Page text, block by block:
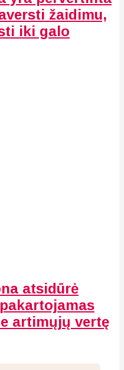
žaidimu,
iki galo
atsidūrė
artimųjų vertę